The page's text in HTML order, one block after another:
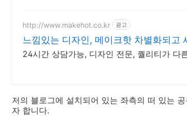
http://www.makehot.co.kr 광고
느낌있는 디자인, 메이크핫 차별화되고
24시간 상담가능, 디자인 전문, 퀄리티가 다
저의 블로그에 설치되어 있는 좌측의 떠 있는
자 합니다.